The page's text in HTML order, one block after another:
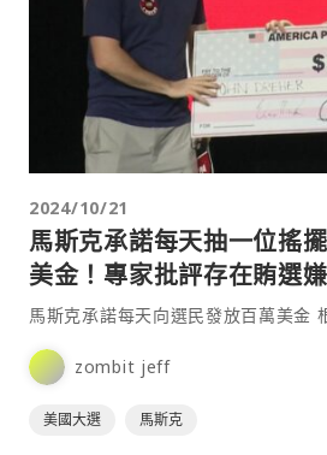
2024/10/21
馬斯克承諾每天抽一位搖
美金！專家批評存在賄選
馬
zombit jeff
美國大選 馬斯克